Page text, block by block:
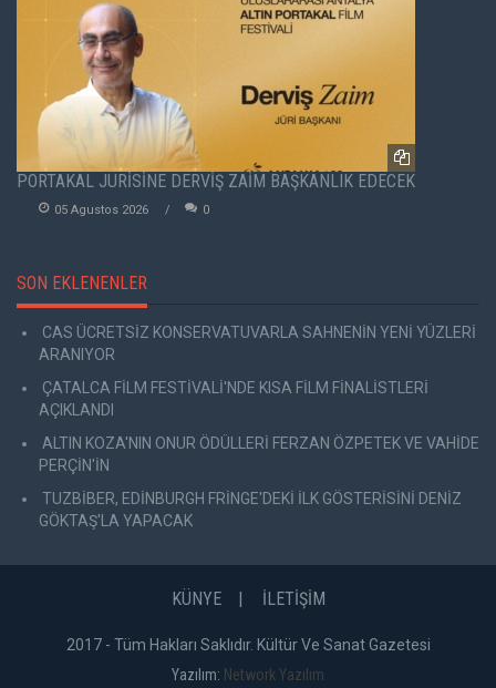
PORTAKAL JÜRİSİNE DERVİŞ ZAİM BAŞKANLIK EDECEK
05 Agustos 2026 0
SON EKLENENLER
CAS ÜCRETSİZ KONSERVATUVARLA SAHNENİN YENİ YÜZLERİ
ARANIYOR
ÇATALCA FİLM FESTİVALİ'NDE KISA FİLM FİNALİSTLERİ
AÇIKLANDI
ALTIN KOZA'NIN ONUR ÖDÜLLERİ FERZAN ÖZPETEK VE VAHİDE
PERÇİN'İN
TUZBİBER, EDİNBURGH FRİNGE'DEKİ İLK GÖSTERİSİNİ DENİZ
GÖKTAŞ'LA YAPACAK
KÜNYE İLETİŞİM
2017 - Tüm Hakları Saklıdır. Kültür Ve Sanat Gazetesi
Yazılım: Network Yazılım